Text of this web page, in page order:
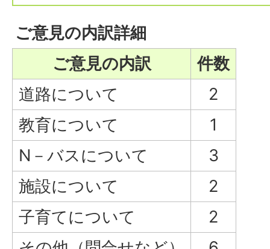
ご意見の内訳詳細
ご意見の内訳
件数
道路について
2
教育について
1
N－バスについて
3
施設について
2
子育てについて
2